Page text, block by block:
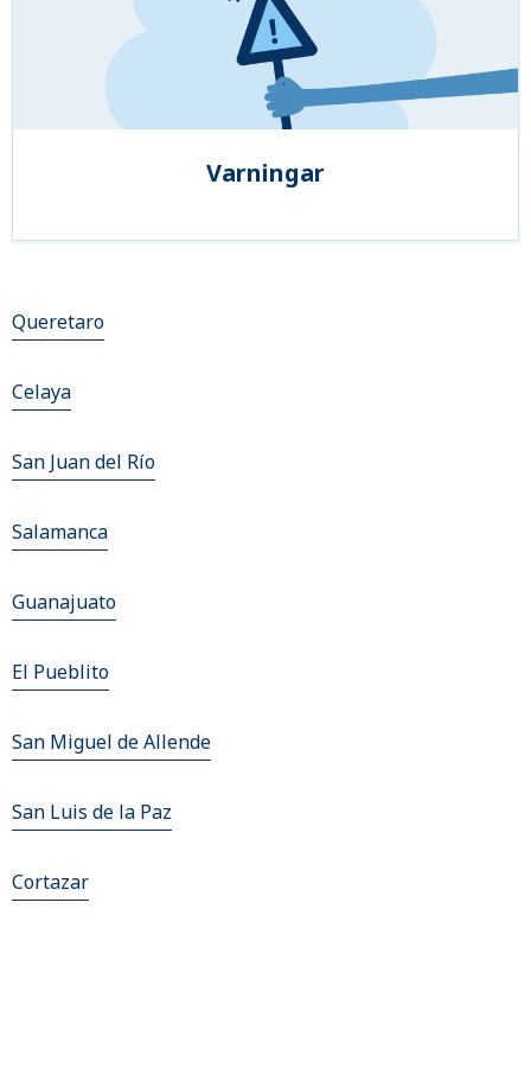
Varningar
Queretaro
Celaya
San Juan del Río
Salamanca
Guanajuato
El Pueblito
San Miguel de Allende
San Luis de la Paz
Cortazar